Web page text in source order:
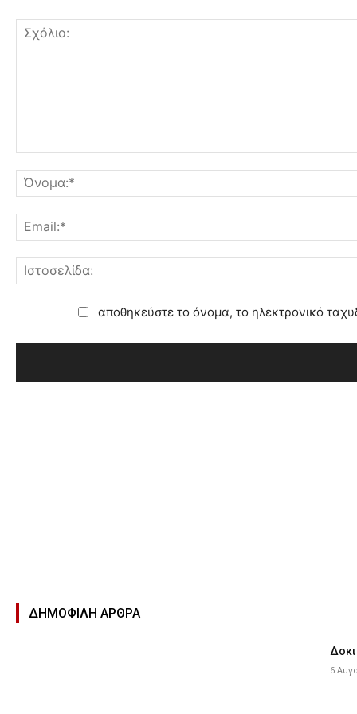
αποθηκεύστε το όνομα, το ηλεκτρονικό
ΔΗΜΟΦΙΛΉ ΑΡΘΡΑ
6